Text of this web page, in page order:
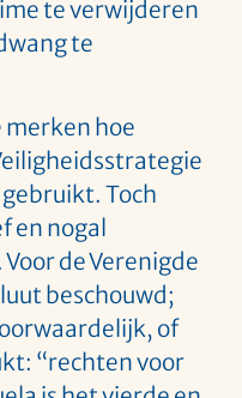
te verwijderen
te
merken hoe
Toch
en nogal
de Verenigde
beschouwd;
of
“rechten voor